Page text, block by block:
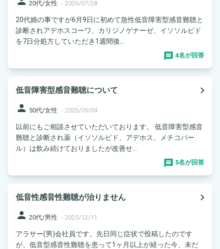
20代/女性 - 2026/07/28
20代娘の事ですが6月9日に初めて急性低音障害型感音難聴と
診断されアデホスコーワ、カリジノゲナーゼ、イソソルビド
を7日分処方していただき1週間後...
4名が回答
低音障害型感音難聴について
navigate_next
person 50代/女性 - 2026/05/04
以前にもご相談させていただいております。 低音障害型感音
難聴と診断され薬（イソソルビド、アデホス、メチコバー
ル）は飲み続けておりましたが改善せ...
5名が回答
低音性感音性難聴が治りません
navigate_next
person 20代/男性 - 2025/12/11
アラサー(男)会社員です。先日同じ症状で投稿したのです
が、低音型感音性難聴を患って1ヶ月以上が経った今、未だ